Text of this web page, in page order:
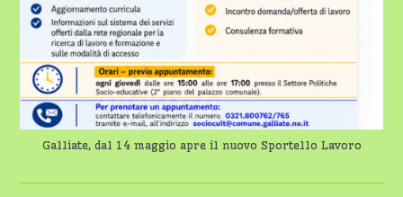
Galliate, dal 14 maggio apre il nuovo Sportello Lavoro